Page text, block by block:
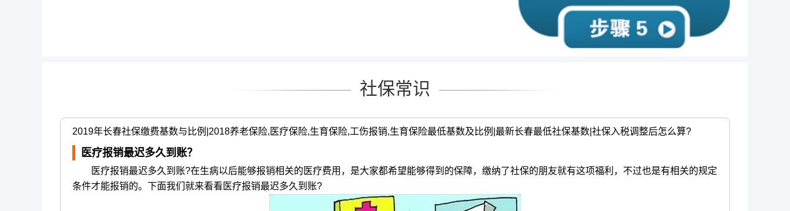
社保常识
2019年长春社保缴费基数与比例|2018养老保险,医疗保险,生育保险,工伤报销,生育保险最低基数及比例|最新长春最低社保基数|社保入税调整后怎么算?
医疗报销最迟多久到账？
医疗报销最迟多久到账?在生病以后能够报销相关的医疗费用，是大家都希望能够得到的保障，缴纳了社保的朋友就有这项福利，不过也是有相关的规定
条件才能报销的。下面我们就来看看医疗报销最迟多久到账?